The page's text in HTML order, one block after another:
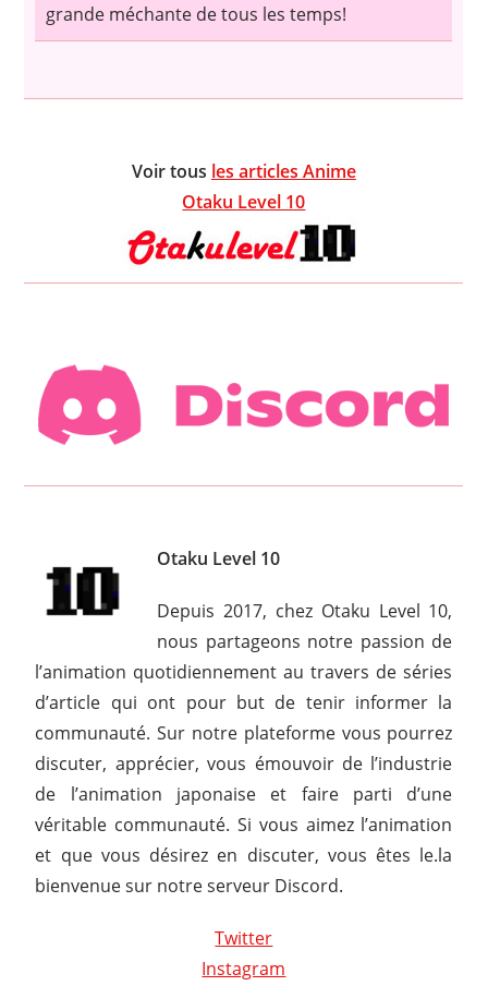
grande méchante de tous les temps!
Voir tous les articles Anime
Otaku Level 10
Otaku Level 10
Depuis 2017, chez Otaku Level 10,
nous partageons notre passion de
l’animation quotidiennement au travers de séries
d’article qui ont pour but de tenir informer la
communauté. Sur notre plateforme vous pourrez
discuter, apprécier, vous émouvoir de l’industrie
de l’animation japonaise et faire parti d’une
véritable communauté. Si vous aimez l’animation
et que vous désirez en discuter, vous êtes le.la
bienvenue sur notre serveur Discord.
Twitter
Instagram